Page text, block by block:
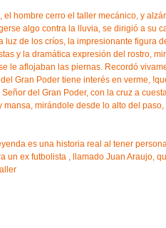
el hombre cerro el taller mecánico, y
algo contra la lluvia, se dirigió a su
luz de los críos, la impresionante figura
y la dramática expresión del rostro,
le aflojaban las piernas. Recordó
Gran Poder tiene interés en verme,
del Gran Poder, con la cruz a
mansa, mirándole desde lo alto del
es una historia real al tener
un ex futbolista , llamado Juan Araujo,